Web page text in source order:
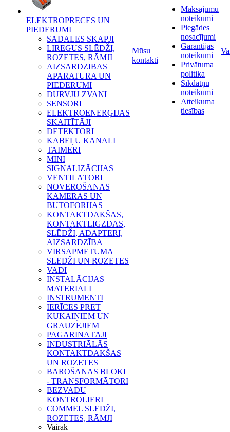
ELEKTROPRECES UN
PIEDERUMI
SADALES SKAPJI
LIREGUS SLĒDŽI,
ROZETES, RĀMJI
AIZSARDZĪBAS
APARATŪRA UN
PIEDERUMI
DURVJU ZVANI
SENSORI
ELEKTROENERĢIJAS
SKAITĪTĀJI
DETEKTORI
KABEĻU KANĀLI
TAIMERI
MINI
SIGNALIZĀCIJAS
VENTILĀTORI
NOVĒROŠANAS
KAMERAS UN
BUTOFORIJAS
KONTAKTDAKŠAS,
KONTAKTLIGZDAS,
SLĒDŽI, ADAPTERI,
AIZSARDZĪBA
VIRSAPMETUMA
SLĒDŽI UN ROZETES
VADI
INSTALĀCIJAS
MATERIĀLI
INSTRUMENTI
IERĪCES PRET
KUKAIŅIEM UN
GRAUZĒJIEM
PAGARINĀTĀJI
INDUSTRIĀLĀS
KONTAKTDAKŠAS
UN ROZETES
BAROŠANAS BLOKI
- TRANSFORMĀTORI
BEZVADU
KONTROLIERI
COMMEL SLĒDŽI,
ROZETES, RĀMJI
Vairāk
Mūsu
kontakti
Maksājumu
noteikumi
Piegādes
nosacījumi
Garantijas
noteikumi
Privātuma
politika
Sīkdatņu
noteikumi
Atteikuma
tiesības